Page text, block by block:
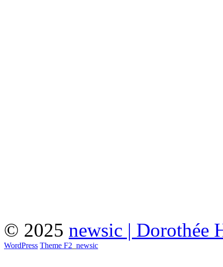
© 2025 newsic | Dorothée
WordPress Theme F2 newsic